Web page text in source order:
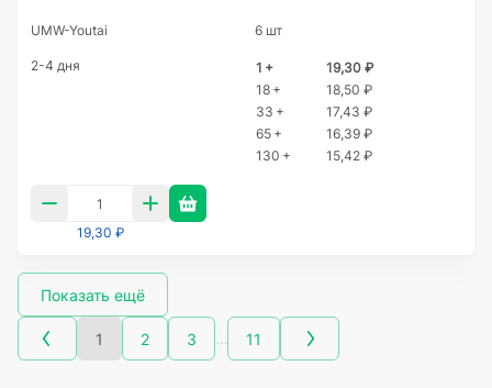
UMW-Youtai 6 шт
2-4 дня 1 +
19,30 ₽
18 +
18,50 ₽
33 +
17,43 ₽
65 +
16,39 ₽
130 +
15,42 ₽
19,30 ₽
Показать ещё
1 2 3 … 11